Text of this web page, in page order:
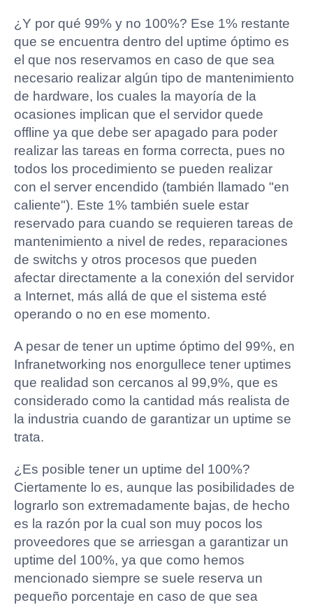
¿Y por qué 99% y no 100%? Ese 1% restante
que se encuentra dentro del uptime óptimo es
el que nos reservamos en caso de que sea
necesario realizar algún tipo de mantenimiento
de hardware, los cuales la mayoría de la
ocasiones implican que el servidor quede
offline ya que debe ser apagado para poder
realizar las tareas en forma correcta, pues no
todos los procedimiento se pueden realizar
con el server encendido (también llamado "en
caliente"). Este 1% también suele estar
reservado para cuando se requieren tareas de
mantenimiento a nivel de redes, reparaciones
de switchs y otros procesos que pueden
afectar directamente a la conexión del servidor
a Internet, más allá de que el sistema esté
operando o no en ese momento.
A pesar de tener un uptime óptimo del 99%, en
Infranetworking nos enorgullece tener uptimes
que realidad son cercanos al 99,9%, que es
considerado como la cantidad más realista de
la industria cuando de garantizar un uptime se
trata.
¿Es posible tener un uptime del 100%?
Ciertamente lo es, aunque las posibilidades de
lograrlo son extremadamente bajas, de hecho
es la razón por la cual son muy pocos los
proveedores que se arriesgan a garantizar un
uptime del 100%, ya que como hemos
mencionado siempre se suele reserva un
pequeño porcentaje en caso de que sea